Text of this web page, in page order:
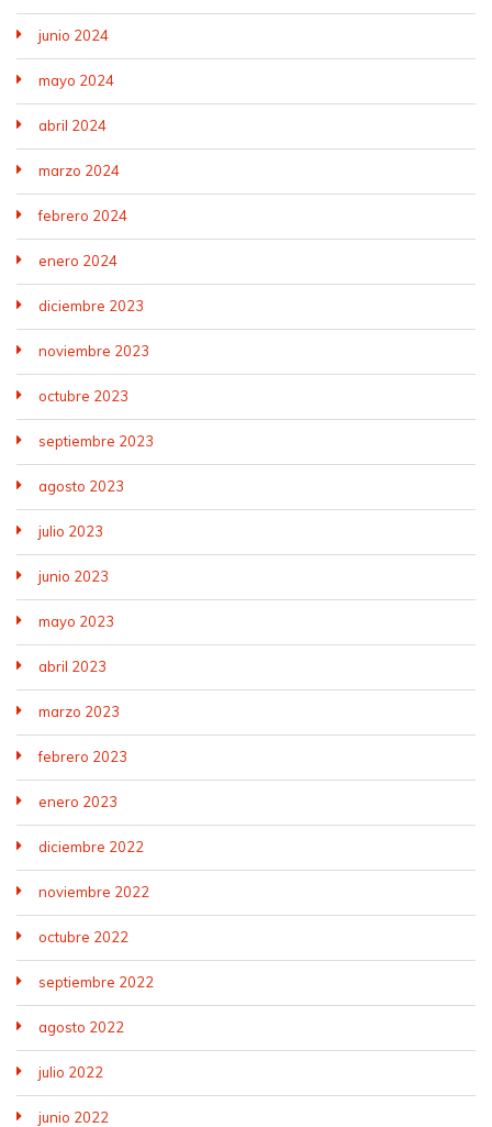
junio 2024
mayo 2024
abril 2024
marzo 2024
febrero 2024
enero 2024
diciembre 2023
noviembre 2023
octubre 2023
septiembre 2023
agosto 2023
julio 2023
junio 2023
mayo 2023
abril 2023
marzo 2023
febrero 2023
enero 2023
diciembre 2022
noviembre 2022
octubre 2022
septiembre 2022
agosto 2022
julio 2022
junio 2022